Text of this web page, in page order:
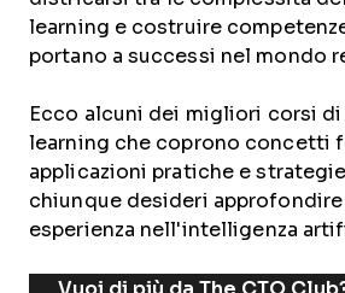
learning e costruire
portano a successi nel mondo
Ecco alcuni dei migliori corsi di
learning che coprono concetti
applicazioni pratiche e
chiunque desideri approfondire
esperienza nell'intelligenza
Vuoi di più da The CTO